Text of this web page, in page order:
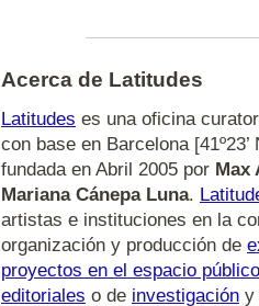
Acerca de Latitudes
Latitudes es una oficina
con base en Barcelona [41º23’
fundada en Abril 2005 por Max
Mariana Cánepa Luna.
artistas e instituciones en la
organización y producción de
proyectos en el espacio público
editoriales o de investigación y